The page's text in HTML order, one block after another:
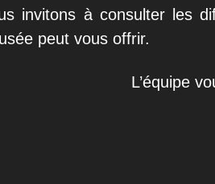
invitons à consulter les
peut vous offrir.
L’équipe